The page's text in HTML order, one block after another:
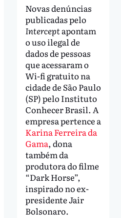
Novas denúncias
publicadas pelo
Interceptapontam
o uso ilegal de
dados de pessoas
que acessaram o
Wi-fi gratuito na
cidade de São Paulo
(SP) pelo Instituto
Conhecer Brasil. A
empresa pertence a
Karina Ferreira da
Gama, dona
também da
produtora do filme
“Dark Horse”,
inspirado no ex-
presidente Jair
Bolsonaro.